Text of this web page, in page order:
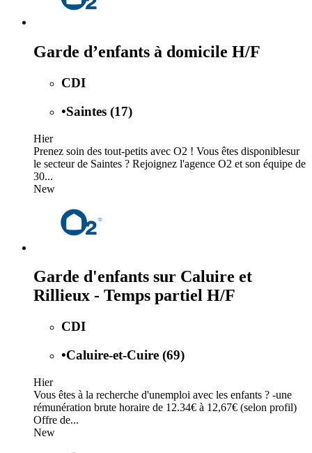
Garde d’enfants à domicile H/F
CDI
•Saintes (17)
Hier
Prenez soin des tout-petits avec O2 ! Vous êtes disponiblesur
le secteur de Saintes ? Rejoignez l'agence O2 et son équipe de
30...
New
Garde d'enfants sur Caluire et
Rillieux - Temps partiel H/F
CDI
•Caluire-et-Cuire (69)
Hier
Vous êtes à la recherche d'unemploi avec les enfants ? -une
rémunération brute horaire de 12.34€ à 12,67€ (selon profil)
Offre de...
New